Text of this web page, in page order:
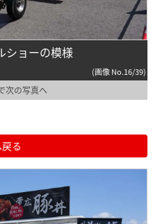
ショーの模様
(画像 No.16/39)
次の写真へ
る